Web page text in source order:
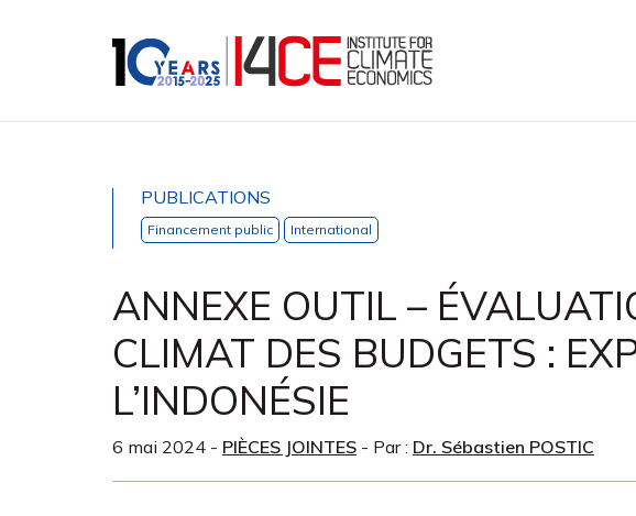
PUBLICATIONS
Financement public International
ANNEXE OUTIL –
CLIMAT DES BUDGETS :
L’INDONÉSIE
6 mai 2024 - PIÈCES JOINTES - Par : Dr. Sébastien POSTIC